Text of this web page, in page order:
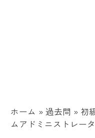
ホーム » 過去問 » 初
ムアドミニストレー